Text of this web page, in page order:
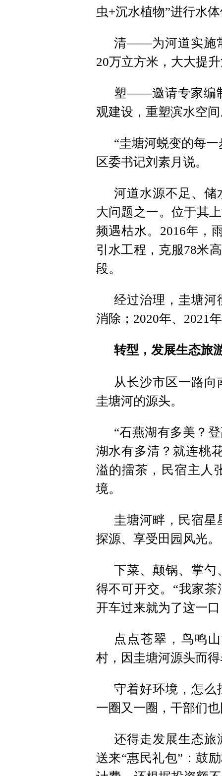
虫+沉水植物”进行水
清——为河道实施
20万立方米，大大提
塑——邀请专家编
观建设，重塑滨水空
“圭塘河蜕变的每
区委书记刘素月说。
河道水源不足、储
大问题之一。位于其
频遇枯水。2016年，
引水工程，克服78米
段。
经过治理，圭塘河
消除；2020年、2021
转型，发展生态旅
从长沙市区一路
圭塘河的源头。
“石燕湖有多美？
湖水有多清？就连桃
溢的擂茶，民宿主人
境。
圭塘河畔，民宿
探源、享受田园风光。
下菜、颠锅、掌
得不可开交。“我家
开车过来就为了这一
点点苍翠，鸟鸣
村，因圭塘河源头而
守着好环境，怎
一圈又一圈，干部们
还得走发展生态旅
送来“惠民礼包”：鼓